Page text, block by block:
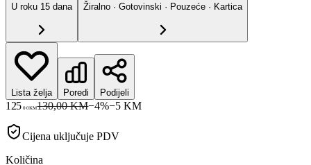
U roku 15 dana
Žiralno · Gotovinski · Pouzeće · Kartica
Lista želja Poredi Podijeli
125 00KM130,00 KM−4%−5 KM
Cijena uključuje PDV
Količina